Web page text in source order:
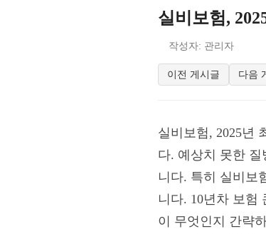
실비보험,
작성자: 관리자
이전 게시글 다음
실비보험, 2025년
다. 예상치 못한
니다. 특히 실비보
니다. 10년차 보험
이 무엇인지 간략